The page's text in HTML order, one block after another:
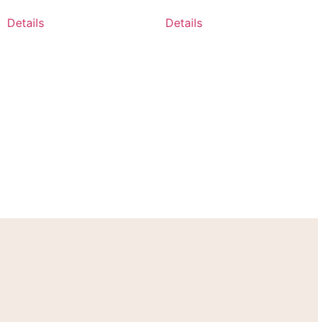
Details Details